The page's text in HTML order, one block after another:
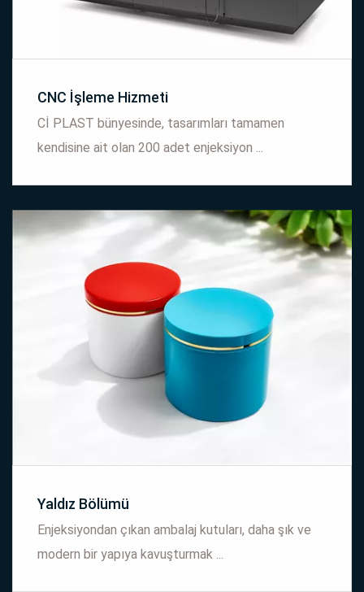
CNC İşleme Hizmeti
Cİ PLAST bünyesinde, tasarımları tamamen
kendisine ait olan 200 adet enjeksiyon ...
Yaldız Bölümü
Enjeksiyondan çıkan ambalaj kutuları, daha şık ve
modern bir yapıya kavuşturmak ...